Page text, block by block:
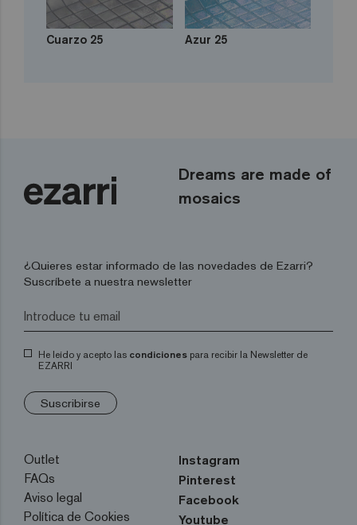
Cuarzo 25 Azur 25
Dreams are made of
mosaics
¿Quieres estar informado de las novedades de Ezarri?
Suscríbete a nuestra newsletter
He leído y acepto las condiciones para recibir la Newsletter de
EZARRI
Suscribirse
Outlet
FAQs
Aviso legal
Política de Cookies
Instagram
Pinterest
Facebook
Youtube